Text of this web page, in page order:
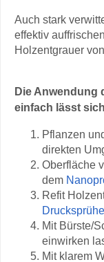
Auch stark
effektiv
Holzentgrauer
Die Anwendung
einfach lässt
Pflanzen
direkten
Oberfläche
dem
Refit
Mit Bürste/
einwirken
Mit klarem